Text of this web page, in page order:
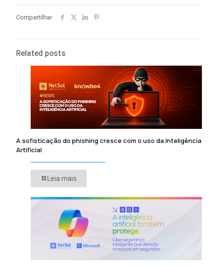
Compartilhar
Related posts
A sofisticação do phishing cresce com o uso da Inteligência
Artificial
Leia mais